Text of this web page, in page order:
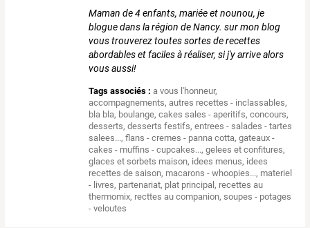
Maman de 4 enfants, mariée et nounou, je
blogue dans la région de Nancy. sur mon blog
vous trouverez toutes sortes de recettes
abordables et faciles à réaliser, si j'y arrive alors
vous aussi!
Tags associés : a vous l'honneur,
accompagnements,autres recettes - inclassables,
bla bla, boulange,cakes sales - aperitifs,concours,
desserts,desserts festifs,entrees - salades - tartes
salees...,flans - cremes - panna cotta,gateaux -
cakes - muffins - cupcakes...,gelees et confitures,
glaces et sorbets maison, idees menus, idees
recettes de saison, macarons - whoopies..., materiel
- livres, partenariat, plat principal, recettes au
thermomix, recttes au companion,soupes - potages
- veloutes